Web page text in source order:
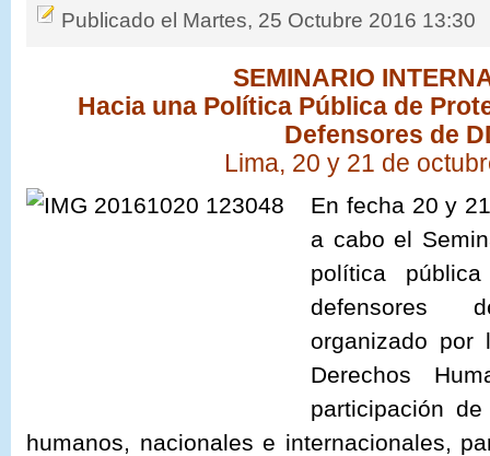
Publicado el Martes, 25 Octubre 2016 13:30
SEMINARIO
Hacia una Política Pública de
Defensores de
Lima, 20 y 21 de
En fecha 20 y
a cabo el
política
defensores
organizado por
Derechos
participación
humanos, nacionales e internacionales,